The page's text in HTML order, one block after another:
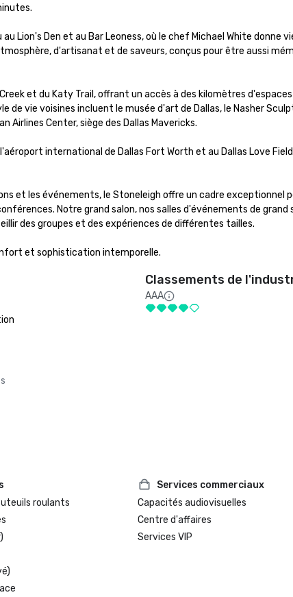
Lion's Den et au Bar Leoness, où le chef Michael White donne
d'artisanat et de saveurs, conçus pour être aussi
et du Katy Trail, offrant un accès à des kilomètres
vie voisines incluent le musée d'art de Dallas, le Nasher
Airlines Center, siège des Dallas Mavericks.
international de Dallas Fort Worth et au Dallas Love
et les événements, le Stoneleigh offre un cadre exceptionnel
Notre grand salon, nos salles d'événements de grand
des groupes et des expériences de différentes tailles.
et sophistication intemporelle.
Classements de
AAA
roulants
Services commerciaux
Capacités audiovisuelles
Centre d'affaires
Services VIP